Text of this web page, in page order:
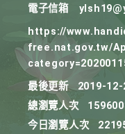
電子信箱
https://
free.nat.gov.tw/
最後更新
2019-12-
總瀏覽人次
今日瀏覽人次